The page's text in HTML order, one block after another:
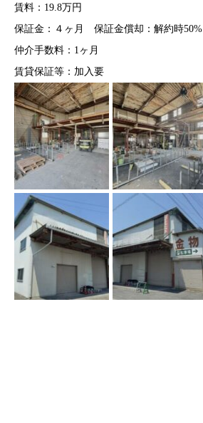
賃料：19.8万円
保証金：４ヶ月 保証金償却：解約時50%
仲介手数料：1ヶ月
賃貸保証等：加入要